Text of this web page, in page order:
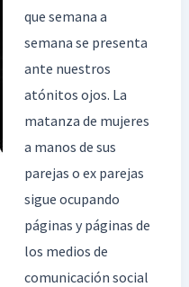
que semana a
semana se presenta
ante nuestros
atónitos ojos. La
matanza de mujeres
a manos de sus
parejas o ex parejas
sigue ocupando
páginas y páginas de
los medios de
comunicación social